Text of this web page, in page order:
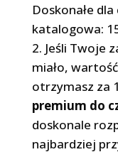
Doskonałe
katalogowa:
2. Jeśli Twoje
miało,
otrzymasz za
premium do
doskonale
najbardziej